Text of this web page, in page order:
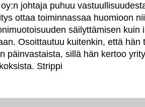
johtaja puhuu
ottaa toiminnassaa huomioon
säilyttämisen
Osoittautuu kuitenkin, että hän
päinvastaista, sillä hän kertoo
Strippi